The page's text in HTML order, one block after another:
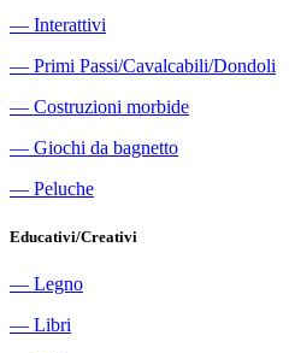
― Interattivi
― Primi Passi/Cavalcabili/Dondoli
― Costruzioni morbide
― Giochi da bagnetto
― Peluche
Educativi/Creativi
― Legno
― Libri